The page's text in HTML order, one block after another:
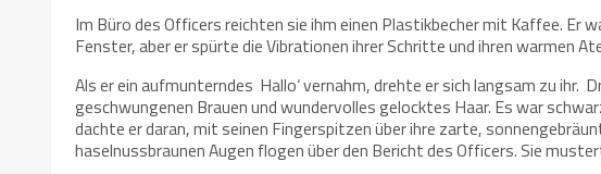
Im Büro des Officers reichten sie ihm einen Plastikbecher mit Kaffee. Er
Fenster, aber er spürte die Vibrationen ihrer Schritte und ihren warmen
Als er ein aufmunterndes ‚Hallo‘ vernahm, drehte er sich langsam zu ihr.
geschwungenen Brauen und wundervolles gelocktes Haar. Es war
dachte er daran, mit seinen Fingerspitzen über ihre zarte,
haselnussbraunen Augen flogen über den Bericht des Officers. Sie